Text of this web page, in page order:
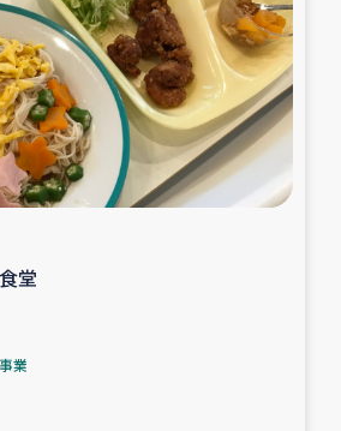
雨による洪水被災者支援
カオ生産者支援事業
難民・帰還民の生活再建支援
おけるシリア難民支援事業
スラウェシの地震・津波被災者支援
イティブ県帰還民の生活再建支援
堂
業